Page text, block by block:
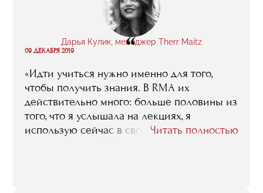
Дарья Кулик, менеджер Therr Maitz
“
09 ДЕКАБРЯ 2019
«Идти учиться нужно именно для того,
чтобы получить знания. В RMA их
действительно много: больше половины из
того, что я услышала на лекциях, я
использую сейчас в своей работе.Читать полностью